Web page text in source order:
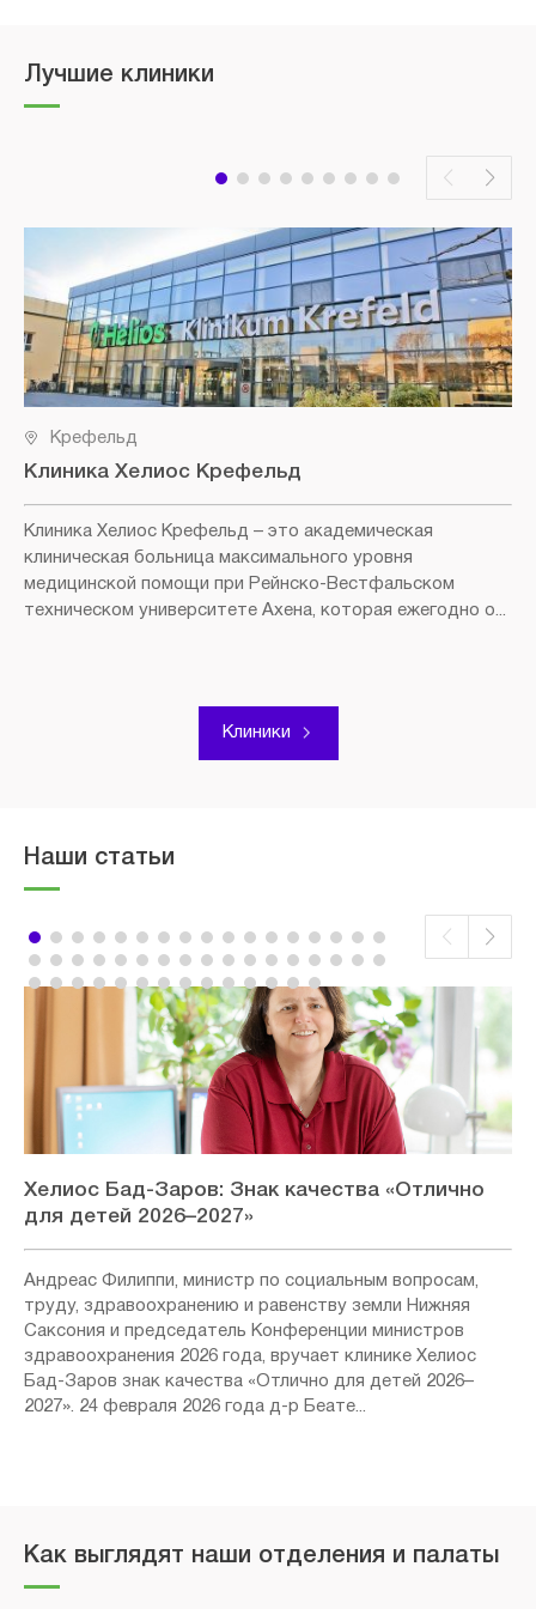
Лучшие клиники
Крефельд
Клиника Хелиос Крефельд
Клиника Хелиос Крефельд – это академическая
клиническая больница максимального уровня
медицинской помощи при Рейнско-Вестфальском
техническом университете Ахена, которая ежегодно о...
Клиники
Наши статьи
Хелиос Бад-Заров: Знак качества «Отлично
для детей 2026–2027»
Андреас Филиппи, министр по социальным вопросам,
труду, здравоохранению и равенству земли Нижняя
Саксония и председатель Конференции министров
здравоохранения 2026 года, вручает клинике Хелиос
Бад-Заров знак качества «Отлично для детей 2026–
2027». 24 февраля 2026 года д-р Беате...
Как выглядят наши отделения и палаты